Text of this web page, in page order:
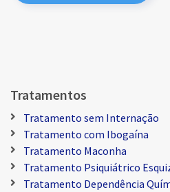
Tratamentos
Tratamento sem Internação
Tratamento com Ibogaína
Tratamento Maconha
Tratamento Psiquiátrico
Tratamento Dependência